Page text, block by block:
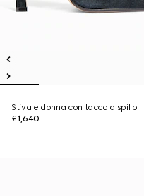
Stivale donna con tacco a spillo
£1,640